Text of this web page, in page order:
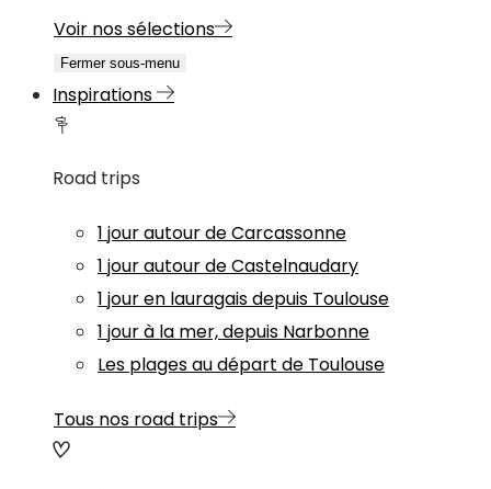
Voir nos sélections
Fermer sous-menu
Inspirations
Road trips
1 jour autour de Carcassonne
1 jour autour de Castelnaudary
1 jour en lauragais depuis Toulouse
1 jour à la mer, depuis Narbonne
Les plages au départ de Toulouse
Tous nos road trips